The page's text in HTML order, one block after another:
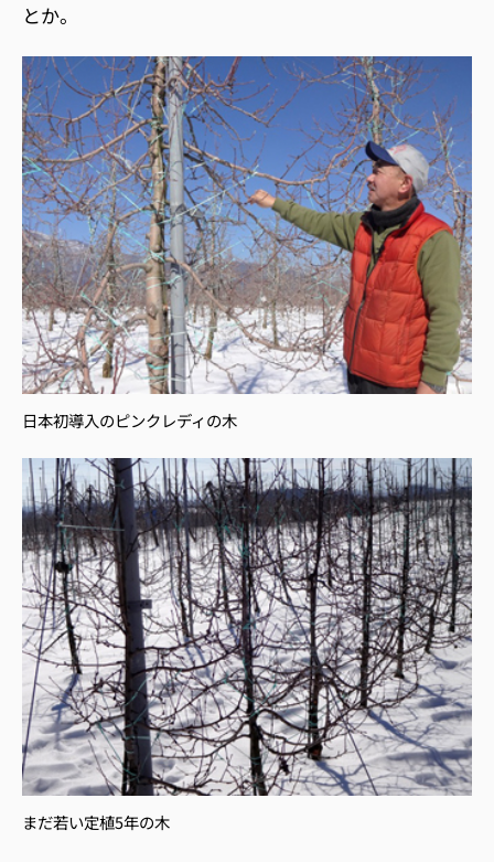
とか。
日本初導入のピンクレディの木
まだ若い定植5年の木